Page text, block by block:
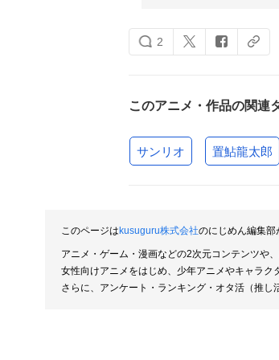
2
このアニメ・作品の関連
サンリオ 置鮎龍太郎
このページはkusuguru株式会社のにじめん編集部
アニメ・ゲーム・漫画などの2次元コンテンツや
女性向けアニメをはじめ、少年アニメやキャラク
さらに、アンケート・ランキング・オタ活（推し